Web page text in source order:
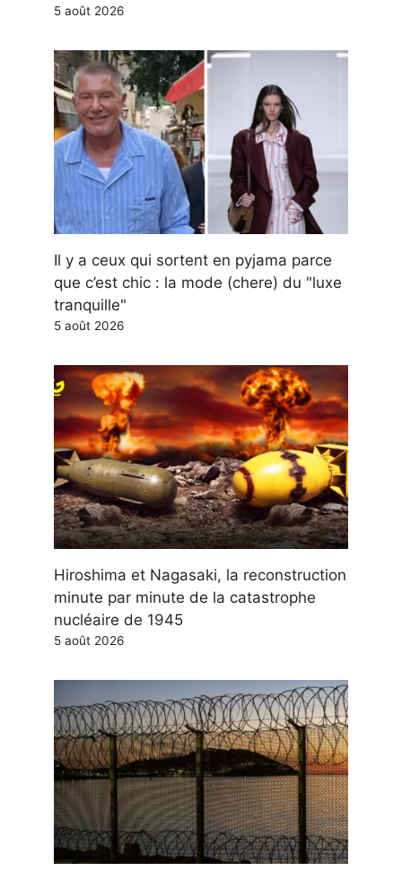
5 août 2026
Il y a ceux qui sortent en pyjama parce
que c’est chic : la mode (chere) du "luxe
tranquille"
5 août 2026
Hiroshima et Nagasaki, la reconstruction
minute par minute de la catastrophe
nucléaire de 1945
5 août 2026